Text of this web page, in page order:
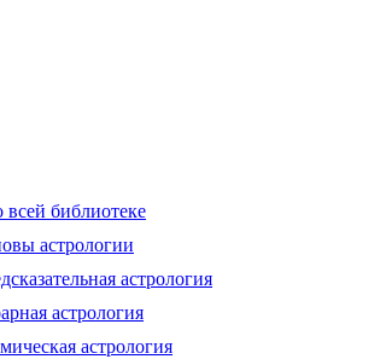
библиотеке
астрологии
астрология
астрология
астрология